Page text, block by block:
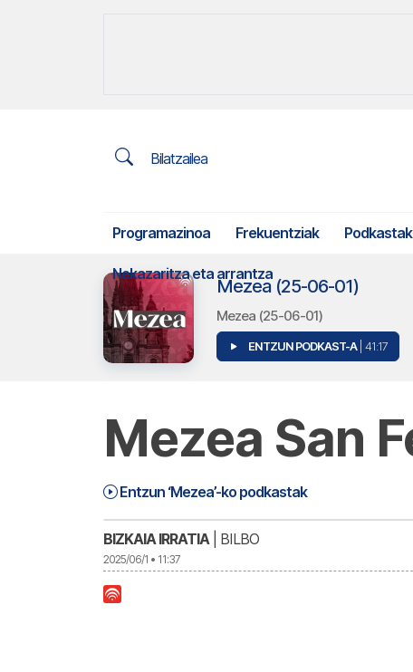
Bilatzailea
Programazinoa Frekuentziak Podkastak
Nekazaritza eta arrantza
Mezea (25-06-01)
Mezea (25-06-01)
ENTZUN PODKAST-A | 41:17
Mezea San
Entzun ‘Mezea’-ko podkastak
41:17 Mezea (25-06-01) | Mezea
BIZKAIA IRRATIA| BILBO
2025/06/1 • 11:37